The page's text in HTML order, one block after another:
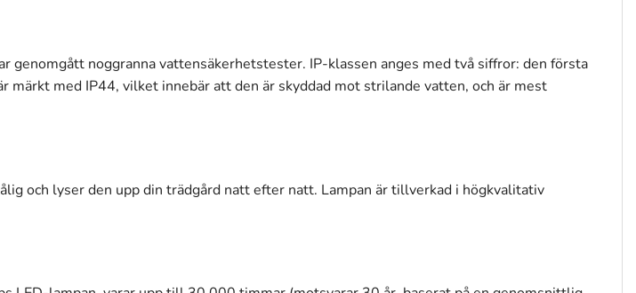
noggranna vattensäkerhetstester. IP-klassen anges med två siffror: den första
med IP44, vilket innebär att den är skyddad mot strilande vatten, och är mest
och lyser den upp din trädgård natt efter natt. Lampan är tillverkad i högkvalitativ